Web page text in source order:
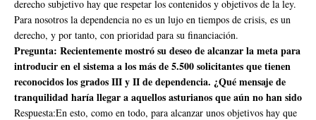
derecho subjetivo hay que respetar los contenidos y objetivos de la ley.
Para nosotros la dependencia no es un lujo en tiempos de crisis, es un
derecho, y por tanto, con prioridad para su financiación.
Pregunta: Recientemente mostró su deseo de alcanzar la meta para
introducir en el sistema a los más de 5.500 solicitantes que tienen
reconocidos los grados III y II de dependencia. ¿Qué mensaje de
tranquilidad haría llegar a aquellos asturianos que aún no han sido
Respuesta:En esto, como en todo, para alcanzar unos objetivos hay que